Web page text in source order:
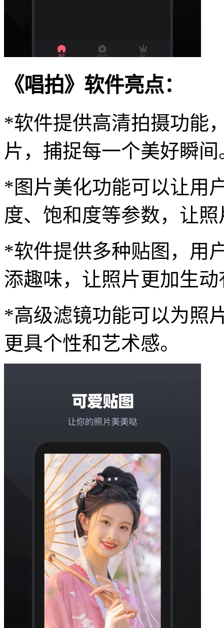
《唱拍》软件亮点：
*软件提供高清拍摄功能
片，捕捉每一个美好瞬间
*图片美化功能可以让用
度、饱和度等参数，让
*软件提供多种贴图，用
添趣味，让照片更加生动
*高级滤镜功能可以为照
更具个性和艺术感。